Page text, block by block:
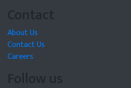
Contact
About Us
Contact Us
Careers
Follow us